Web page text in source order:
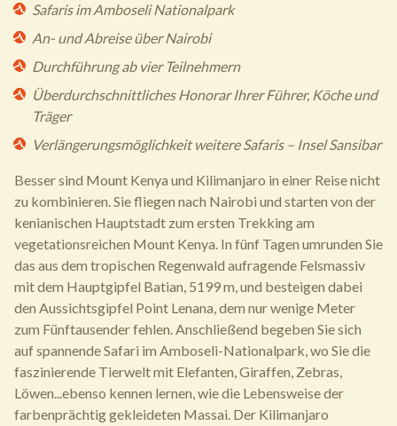
Safaris im Amboseli Nationalpark
An- und Abreise über Nairobi
Durchführung ab vier Teilnehmern
Überdurchschnittliches Honorar Ihrer Führer, Köche und
Träger
Verlängerungsmöglichkeit weitere Safaris – Insel Sansibar
Besser sind Mount Kenya und Kilimanjaro in einer Reise nicht
zu kombinieren. Sie fliegen nach Nairobi und starten von der
kenianischen Hauptstadt zum ersten Trekking am
vegetationsreichen Mount Kenya. In fünf Tagen umrunden Sie
das aus dem tropischen Regenwald aufragende Felsmassiv
mit dem Hauptgipfel Batian, 5199 m, und besteigen dabei
den Aussichtsgipfel Point Lenana, dem nur wenige Meter
zum Fünftausender fehlen. Anschließend begeben Sie sich
auf spannende Safari im Amboseli-Nationalpark, wo Sie die
faszinierende Tierwelt mit Elefanten, Giraffen, Zebras,
Löwen...ebenso kennen lernen, wie die Lebensweise der
farbenprächtig gekleideten Massai. Der Kilimanjaro